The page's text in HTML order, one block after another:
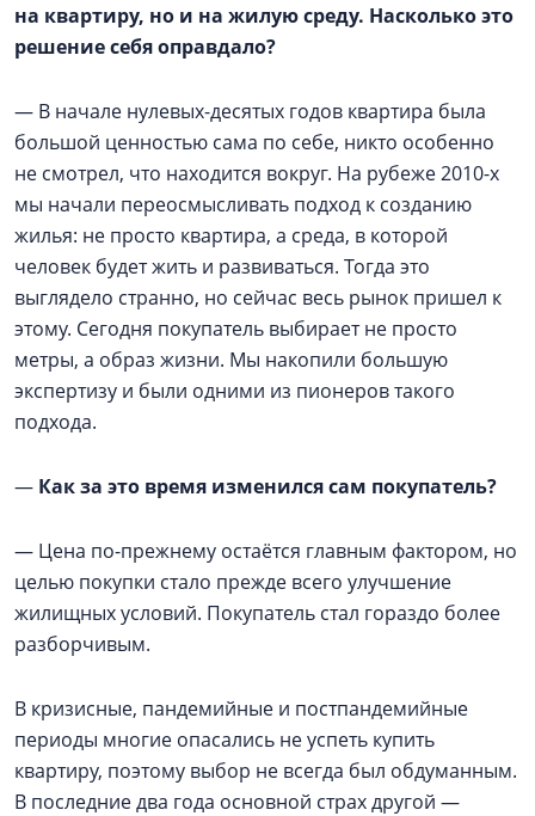
на квартиру, но и на жилую среду. Насколько это
решение себя оправдало?
— В начале нулевых-десятых годов квартира была
большой ценностью сама по себе, никто особенно
не смотрел, что находится вокруг. На рубеже 2010-х
мы начали переосмысливать подход к созданию
жилья: не просто квартира, а среда, в которой
человек будет жить и развиваться. Тогда это
выглядело странно, но сейчас весь рынок пришел к
этому. Сегодня покупатель выбирает не просто
метры, а образ жизни. Мы накопили большую
экспертизу и были одними из пионеров такого
подхода.
— Как за это время изменился сам покупатель?
— Цена по-прежнему остаётся главным фактором, но
целью покупки стало прежде всего улучшение
жилищных условий. Покупатель стал гораздо более
разборчивым.
В кризисные, пандемийные и постпандемийные
периоды многие опасались не успеть купить
квартиру, поэтому выбор не всегда был обдуманным.
В последние два года основной страх другой —